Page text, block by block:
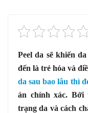
Peel da sẽ khiến
đến là trẻ hóa và
da sau bao lâu thì
án chính xác. Bởi
trạng da và cách